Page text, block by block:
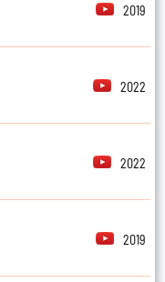
2019
2022
2022
2019